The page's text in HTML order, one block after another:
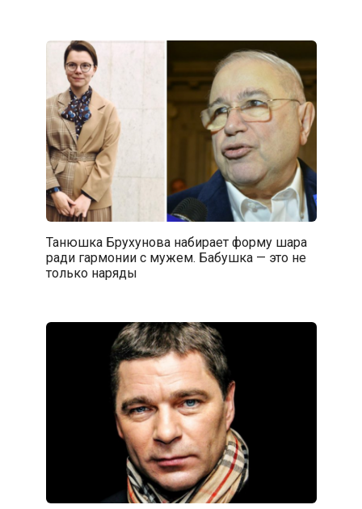
Танюшка Брухунова набирает форму шара
ради гармонии с мужем. Бабушка — это не
только наряды